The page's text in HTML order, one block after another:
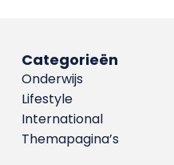
Categorieën
Onderwijs
Lifestyle
International
Themapagina’s